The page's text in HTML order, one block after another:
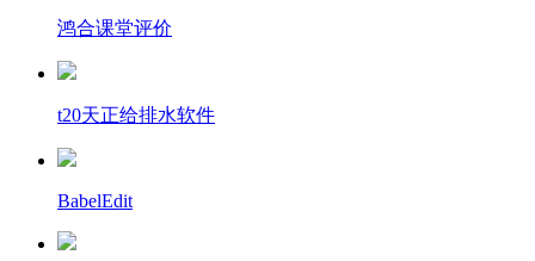
鸿合课堂评价
t20天正给排水软件
BabelEdit